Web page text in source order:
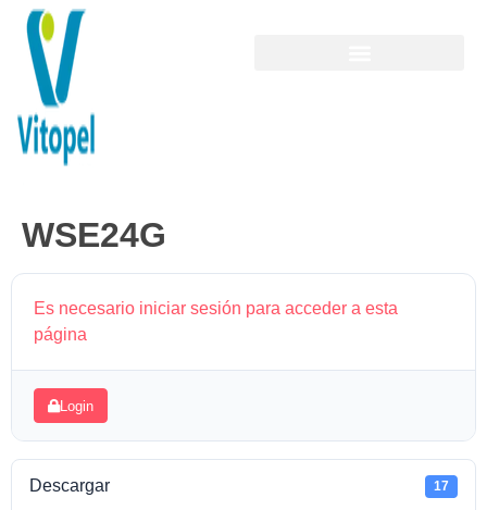
WSE24G
Es necesario iniciar sesión para acceder a esta
página
Login
Descargar 17